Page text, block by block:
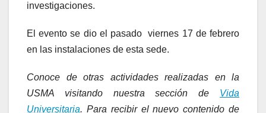
investigaciones.
El evento se dio el pasado viernes 17 de febrero
en las instalaciones de esta sede.
Conoce de otras actividades realizadas en la
USMA visitando nuestra sección de Vida
Universitaria. Para recibir el nuevo contenido de